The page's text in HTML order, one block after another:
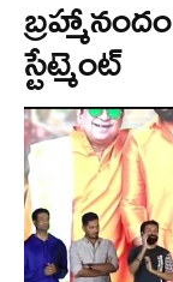
స్టేట్మెంట్